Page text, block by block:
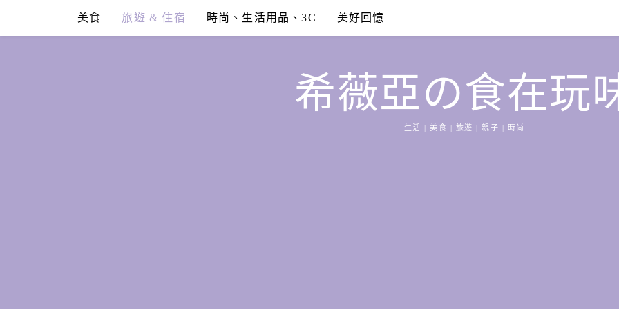
content
美食 旅遊 & 住宿 時尚、生活用品、3C 美好回憶
希薇亞の食在玩
生活 | 美食 | 旅遊 | 親子 | 時尚